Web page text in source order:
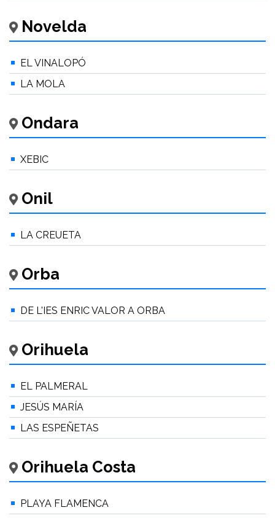
Novelda
EL VINALOPÓ
LA MOLA
Ondara
XEBIC
Onil
LA CREUETA
Orba
DE L'IES ENRIC VALOR A ORBA
Orihuela
EL PALMERAL
JESÚS MARÍA
LAS ESPEÑETAS
Orihuela Costa
PLAYA FLAMENCA